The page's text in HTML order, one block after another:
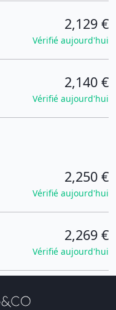
2,129 €
Vérifié aujourd'hui
2,140 €
Vérifié aujourd'hui
2,250 €
Vérifié aujourd'hui
2,269 €
Vérifié aujourd'hui